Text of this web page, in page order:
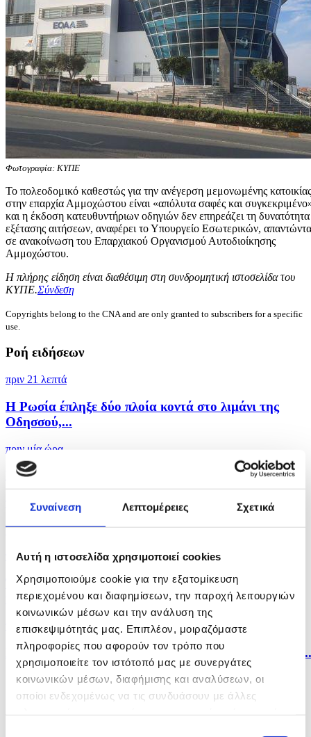
Συναίνεση Λεπτομέρειες Σχετικά
Αυτή η ιστοσελίδα χρησιμοποιεί cookies
Χρησιμοποιούμε cookie για την εξατομίκευση
περιεχομένου και διαφημίσεων, την παροχή λειτουργιών
κοινωνικών μέσων και την ανάλυση της
επισκεψιμότητάς μας. Επιπλέον, μοιραζόμαστε
πληροφορίες που αφορούν τον τρόπο που
χρησιμοποιείτε τον ιστότοπό μας με συνεργάτες
κοινωνικών μέσων, διαφήμισης και αναλύσεων, οι
οποίοι ενδεχομένως να τις συνδυάσουν με άλλες
Φωτογραφία: ΚΥΠΕ
Το πολεοδομικό καθεστώς για την ανέγερση μεμονωμένης κατοικίας
στην επαρχία Αμμοχώστου είναι «απόλυτα σαφές και
και η έκδοση κατευθυντήριων οδηγιών δεν επηρεάζει τη δυνατότητα
εξέτασης αιτήσεων, αναφέρει το Υπουργείο Εσωτερικών,
σε ανακοίνωση του Επαρχιακού Οργανισμού Αυτοδιοίκησης
Αμμοχώστου.
Η πλήρης είδηση είναι διαθέσιμη στη συνδρομητική ιστοσελίδα του
ΚΥΠΕ.Σύνδεση
Copyrights belong to the CNA and are only granted to subscribers for a specific
use.
Ροή ειδήσεων
πριν 21 λεπτά
Η Ρωσία έπληξε δύο πλοία κοντά στο λιμάνι της
Οδησσού,...
πριν μία ώρα
Προσοχή στον αυτοκινητόδρομο...
πριν μία ώρα
Το Ιράν λέει πως έχει συμφωνήσει με Ομάν για το...
πριν μία ώρα
Τέλος της εκρηκτικής δραστηριότητας στο
ηφαίστειο...
πριν μία ώρα
Στα 275 δισ. δολάρια το κόστος των νέων